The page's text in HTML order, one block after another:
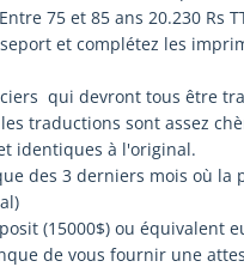
75 et 85 ans 20.230 Rs
et complétez les
qui devront tous être
traductions sont assez
identiques à l'original.
des 3 derniers mois où la
(15000$) ou équivalent
de vous fournir une